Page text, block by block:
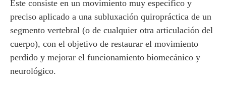
Este consiste en un movimiento muy específico y
preciso aplicado a una subluxación quiropráctica de un
segmento vertebral (o de cualquier otra articulación del
cuerpo), con el objetivo de restaurar el movimiento
perdido y mejorar el funcionamiento biomecánico y
neurológico.